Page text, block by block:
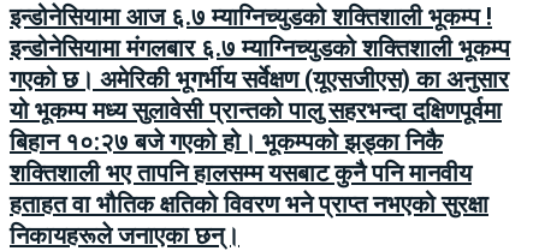
इन्डोनेसियामा आज ६.७ म्याग्निच्युडको शक्तिशाली भूकम्प !
इन्डोनेसियामा मंगलबार ६.७ म्याग्निच्युडको शक्तिशाली भूकम्प
गएको छ। अमेरिकी भूगर्भीय सर्वेक्षण (यूएसजीएस) का अनुसार
यो भूकम्प मध्य सुलावेसी प्रान्तको पालु सहरभन्दा दक्षिणपूर्वमा
बिहान १०:२७ बजे गएको हो। भूकम्पको झड्का निकै
शक्तिशाली भए तापनि हालसम्म यसबाट कुनै पनि मानवीय
हताहत वा भौतिक क्षतिको विवरण भने प्राप्त नभएको सुरक्षा
निकायहरूले जनाएका छन्।